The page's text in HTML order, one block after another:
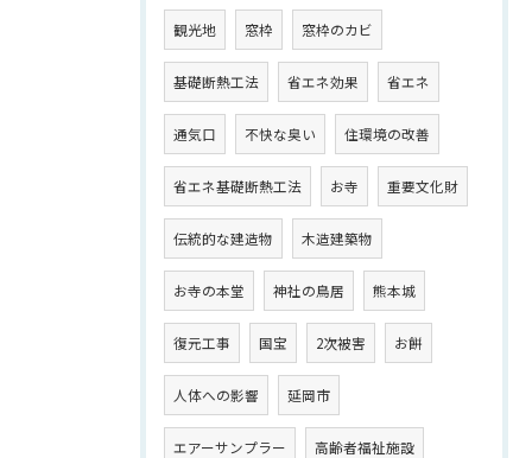
観光地 窓枠 窓枠のカビ
基礎断熱工法 省エネ効果 省エネ
通気口 不快な臭い 住環境の改善
省エネ基礎断熱工法 お寺 重要文化財
伝統的な建造物 木造建築物
お寺の本堂 神社の鳥居 熊本城
復元工事 国宝 2次被害 お餅
人体への影響 延岡市
エアーサンプラー 高齢者福祉施設